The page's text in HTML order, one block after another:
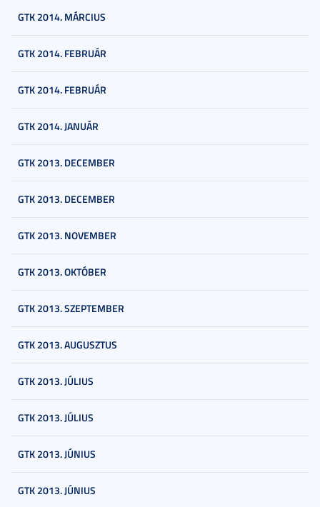
GTK 2014. MÁRCIUS
GTK 2014. FEBRUÁR
GTK 2014. FEBRUÁR
GTK 2014. JANUÁR
GTK 2013. DECEMBER
GTK 2013. DECEMBER
GTK 2013. NOVEMBER
GTK 2013. OKTÓBER
GTK 2013. SZEPTEMBER
GTK 2013. AUGUSZTUS
GTK 2013. JÚLIUS
GTK 2013. JÚLIUS
GTK 2013. JÚNIUS
GTK 2013. JÚNIUS